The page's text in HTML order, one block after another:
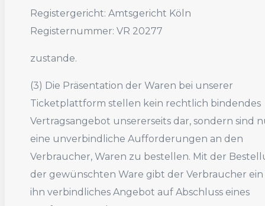
Registergericht: Amtsgericht Köln
Registernummer: VR 20277
zustande.
(3) Die Präsentation der Waren bei unserer
Ticketplattform stellen kein rechtlich bindendes
Vertragsangebot unsererseits dar, sondern sind
eine unverbindliche Aufforderungen an den
Verbraucher, Waren zu bestellen. Mit der
der gewünschten Ware gibt der Verbraucher
ihn verbindliches Angebot auf Abschluss eines